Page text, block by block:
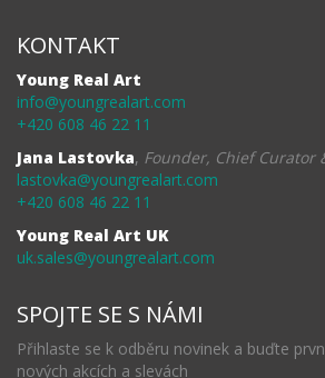
KONTAKT
Young Real Art
info@youngrealart.com
+420 608 46 22 11
Jana Lastovka, Founder, Chief Curator
lastovka@youngrealart.com
+420 608 46 22 11
Young Real Art UK
uk.sales@youngrealart.com
SPOJTE SE S NÁMI
Přihlaste se k odběru novinek a buďte
nových akcích a slevách